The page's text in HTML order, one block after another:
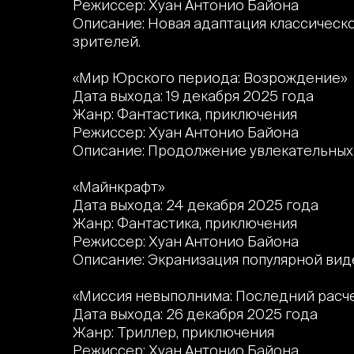
Режиссер: Хуан Антонио Байона
Описание: Новая адаптация
зрителей.
«Мир Юрского периода: Возрождение»
Дата выхода: 19 декабря 2025 года
Жанр: Фантастика, приключения
Режиссер: Хуан Антонио Байона
Описание: Продолжение
«Майнкрафт»
Дата выхода: 24 декабря 2025 года
Жанр: Фантастика, приключения
Режиссер: Хуан Антонио Байона
Описание: Экранизация популярной
«Миссия невыполнима: Последний
Дата выхода: 26 декабря 2025 года
Жанр: Триллер, приключения
Режиссер: Хуан Антонио Байона